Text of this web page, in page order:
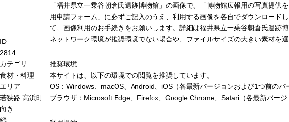
ID
2814
カテゴリ
食材・料理
エリア
若狭路 高浜町
向き
縦
「福井県立一乗谷朝倉氏遺跡博物館」の画像で、「博物館広報用の写真提
用申請フォーム」に必ずご記入のうえ、利用する画像を各自でダウンロード
て、画像利用のお手続きをお願いします。詳細は福井県立一乗谷朝倉氏遺跡
ネットワーク環境が推奨環境でない場合や、ファイルサイズの大きい素材を
推奨環境
本サイトは、以下の環境での閲覧を推奨しています。
OS：Windows、macOS、Android、iOS（各最新バージョンおよび1つ前のバ
ブラウザ：Microsoft Edge、Firefox、Google Chrome、Safari（各最新バージ